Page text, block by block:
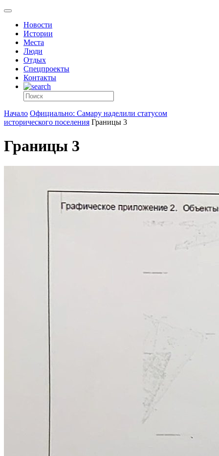
Новости
Истории
Места
Люди
Отдых
Спецпроекты
Контакты
Начало Официально: Самару наделили статусом
исторического поселения Границы 3
Границы 3